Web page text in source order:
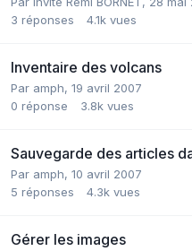
3 réponses 4.1k vues
Inventaire des volcans
Par amph, 19 avril 2007
0 réponse 3.8k vues
Sauvegarde des articles
Par amph, 10 avril 2007
5 réponses 4.3k vues
Gérer les images